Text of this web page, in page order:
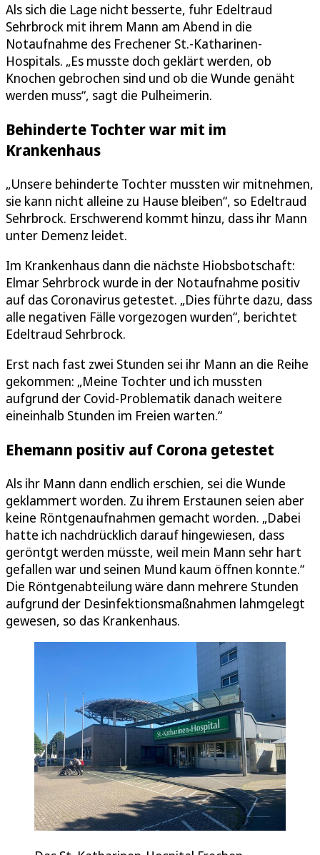
Als sich die Lage nicht besserte, fuhr Edeltraud
Sehrbrock mit ihrem Mann am Abend in die
Notaufnahme des Frechener St.-Katharinen-
Hospitals. „Es musste doch geklärt werden, ob
Knochen gebrochen sind und ob die Wunde genäht
werden muss“, sagt die Pulheimerin.
Behinderte Tochter war mit im
Krankenhaus
„Unsere behinderte Tochter mussten wir mitnehmen,
sie kann nicht alleine zu Hause bleiben“, so Edeltraud
Sehrbrock. Erschwerend kommt hinzu, dass ihr Mann
unter Demenz leidet.
Im Krankenhaus dann die nächste Hiobsbotschaft:
Elmar Sehrbrock wurde in der Notaufnahme positiv
auf das Coronavirus getestet. „Dies führte dazu, dass
alle negativen Fälle vorgezogen wurden“, berichtet
Edeltraud Sehrbrock.
Erst nach fast zwei Stunden sei ihr Mann an die Reihe
gekommen: „Meine Tochter und ich mussten
aufgrund der Covid-Problematik danach weitere
eineinhalb Stunden im Freien warten.“
Ehemann positiv auf Corona getestet
Als ihr Mann dann endlich erschien, sei die Wunde
geklammert worden. Zu ihrem Erstaunen seien aber
keine Röntgenaufnahmen gemacht worden. „Dabei
hatte ich nachdrücklich darauf hingewiesen, dass
geröntgt werden müsste, weil mein Mann sehr hart
gefallen war und seinen Mund kaum öffnen konnte.“
Die Röntgenabteilung wäre dann mehrere Stunden
aufgrund der Desinfektionsmaßnahmen lahmgelegt
gewesen, so das Krankenhaus.